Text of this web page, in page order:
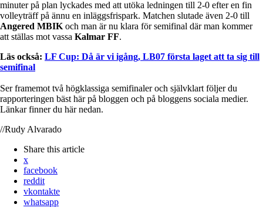
minuter på plan lyckades med att utöka ledningen till 2-0 efter en fin
volleyträff på ännu en inläggsfrispark. Matchen slutade även 2-0 till
Angered MBIK och man är nu klara för semifinal där man kommer
att ställas mot vassa Kalmar FF.
Läs också: LF Cup: Då är vi igång, LB07 första laget att ta sig till
semifinal
Ser framemot två högklassiga semifinaler och självklart följer du
rapporteringen bäst här på bloggen och på bloggens sociala medier.
Länkar finner du här nedan.
//Rudy Alvarado
Share this article
x
facebook
reddit
vkontakte
whatsapp